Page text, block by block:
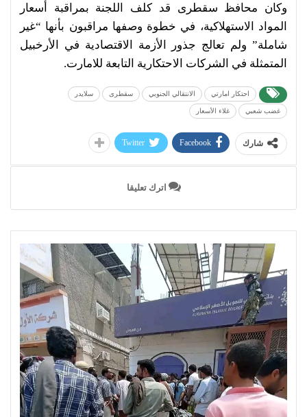
وكان محافظ سقطرى قد كلف اللجنة بمراقبة أسعار
المواد الاستهلاكية، في خطوة وصفها مراقبون بأنها “غير
شاملة” ولم تعالج جذور الأزمة الاقتصادية في الأرخبيل
المتمثلة في الشركات الاحتكارية التابعة للامارت.
احتكار امارتي الانتقالي الجنوبي سقطرى سلايدر
غضب شعبي غلاء الأسعار
شارك Facebook
Twitter
اترك تعليقا